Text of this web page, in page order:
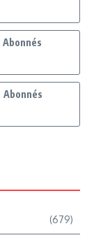
Abonnés
Abonnés
(679)